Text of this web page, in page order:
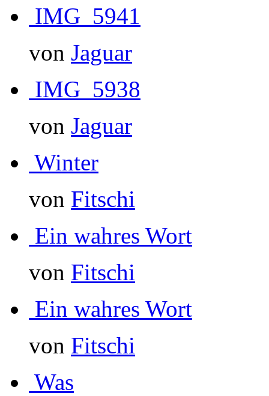
IMG_5941
von Jaguar
IMG_5938
von Jaguar
Winter
von Fitschi
Ein wahres Wort
von Fitschi
Ein wahres Wort
von Fitschi
Was